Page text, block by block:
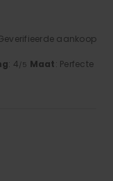
aankoop
: 4/5 Maat: Perfecte